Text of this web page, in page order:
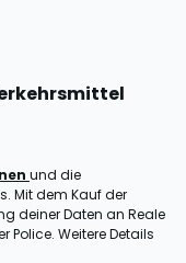
und die
Mit dem Kauf der
deiner Daten an Reale
Police. Weitere Details